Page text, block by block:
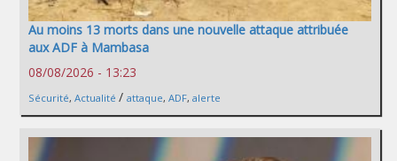
Au moins 13 morts dans une nouvelle attaque attribuée
aux ADF à Mambasa
08/08/2026 - 13:23
Sécurité, Actualité / attaque, ADF, alerte